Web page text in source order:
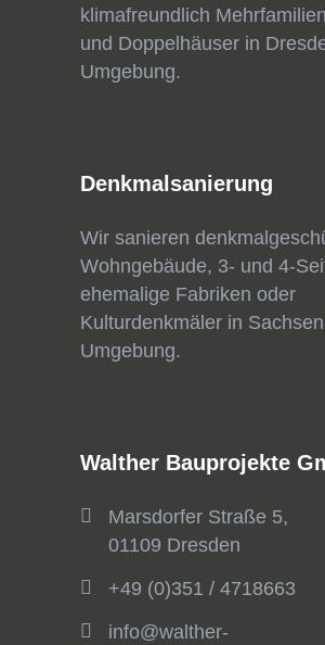
klimafreundlich
und Doppelhäuser in
Umgebung.
Denkmalsanierung
Wir sanieren
Wohngebäude, 3- und 4-
ehemalige Fabriken oder
Kulturdenkmäler in
Umgebung.
Walther Bauprojekte
Marsdorfer Straße 5,
01109 Dresden
+49 (0)351 / 4718663
info@walther-